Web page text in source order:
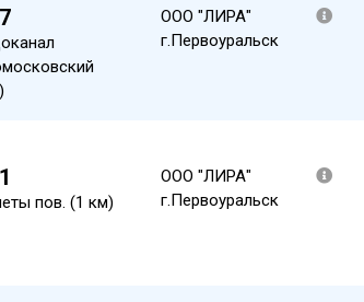
ООО "ЛИРА"
г.Первоуральск
пов. (1 км)
ООО "ЛИРА"
г.Первоуральск